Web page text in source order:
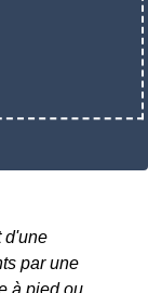
d'une
par une
à pied ou